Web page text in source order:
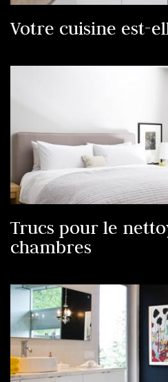
Votre cuisine est-
Trucs pour le
chambres